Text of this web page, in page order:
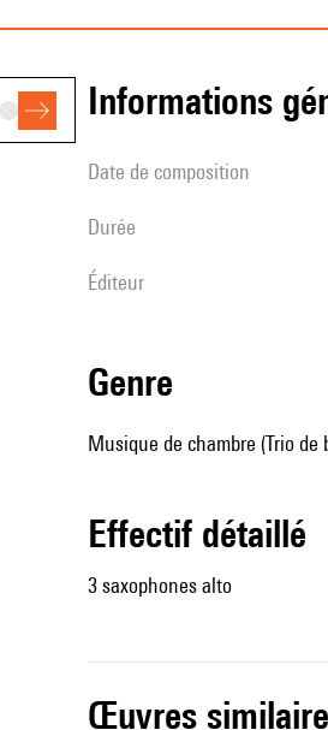
informations
date de composition
durée
éditeur
genre
Musique de chambre (Trio de
effectif détaillé
3 saxophones alto
œuvres